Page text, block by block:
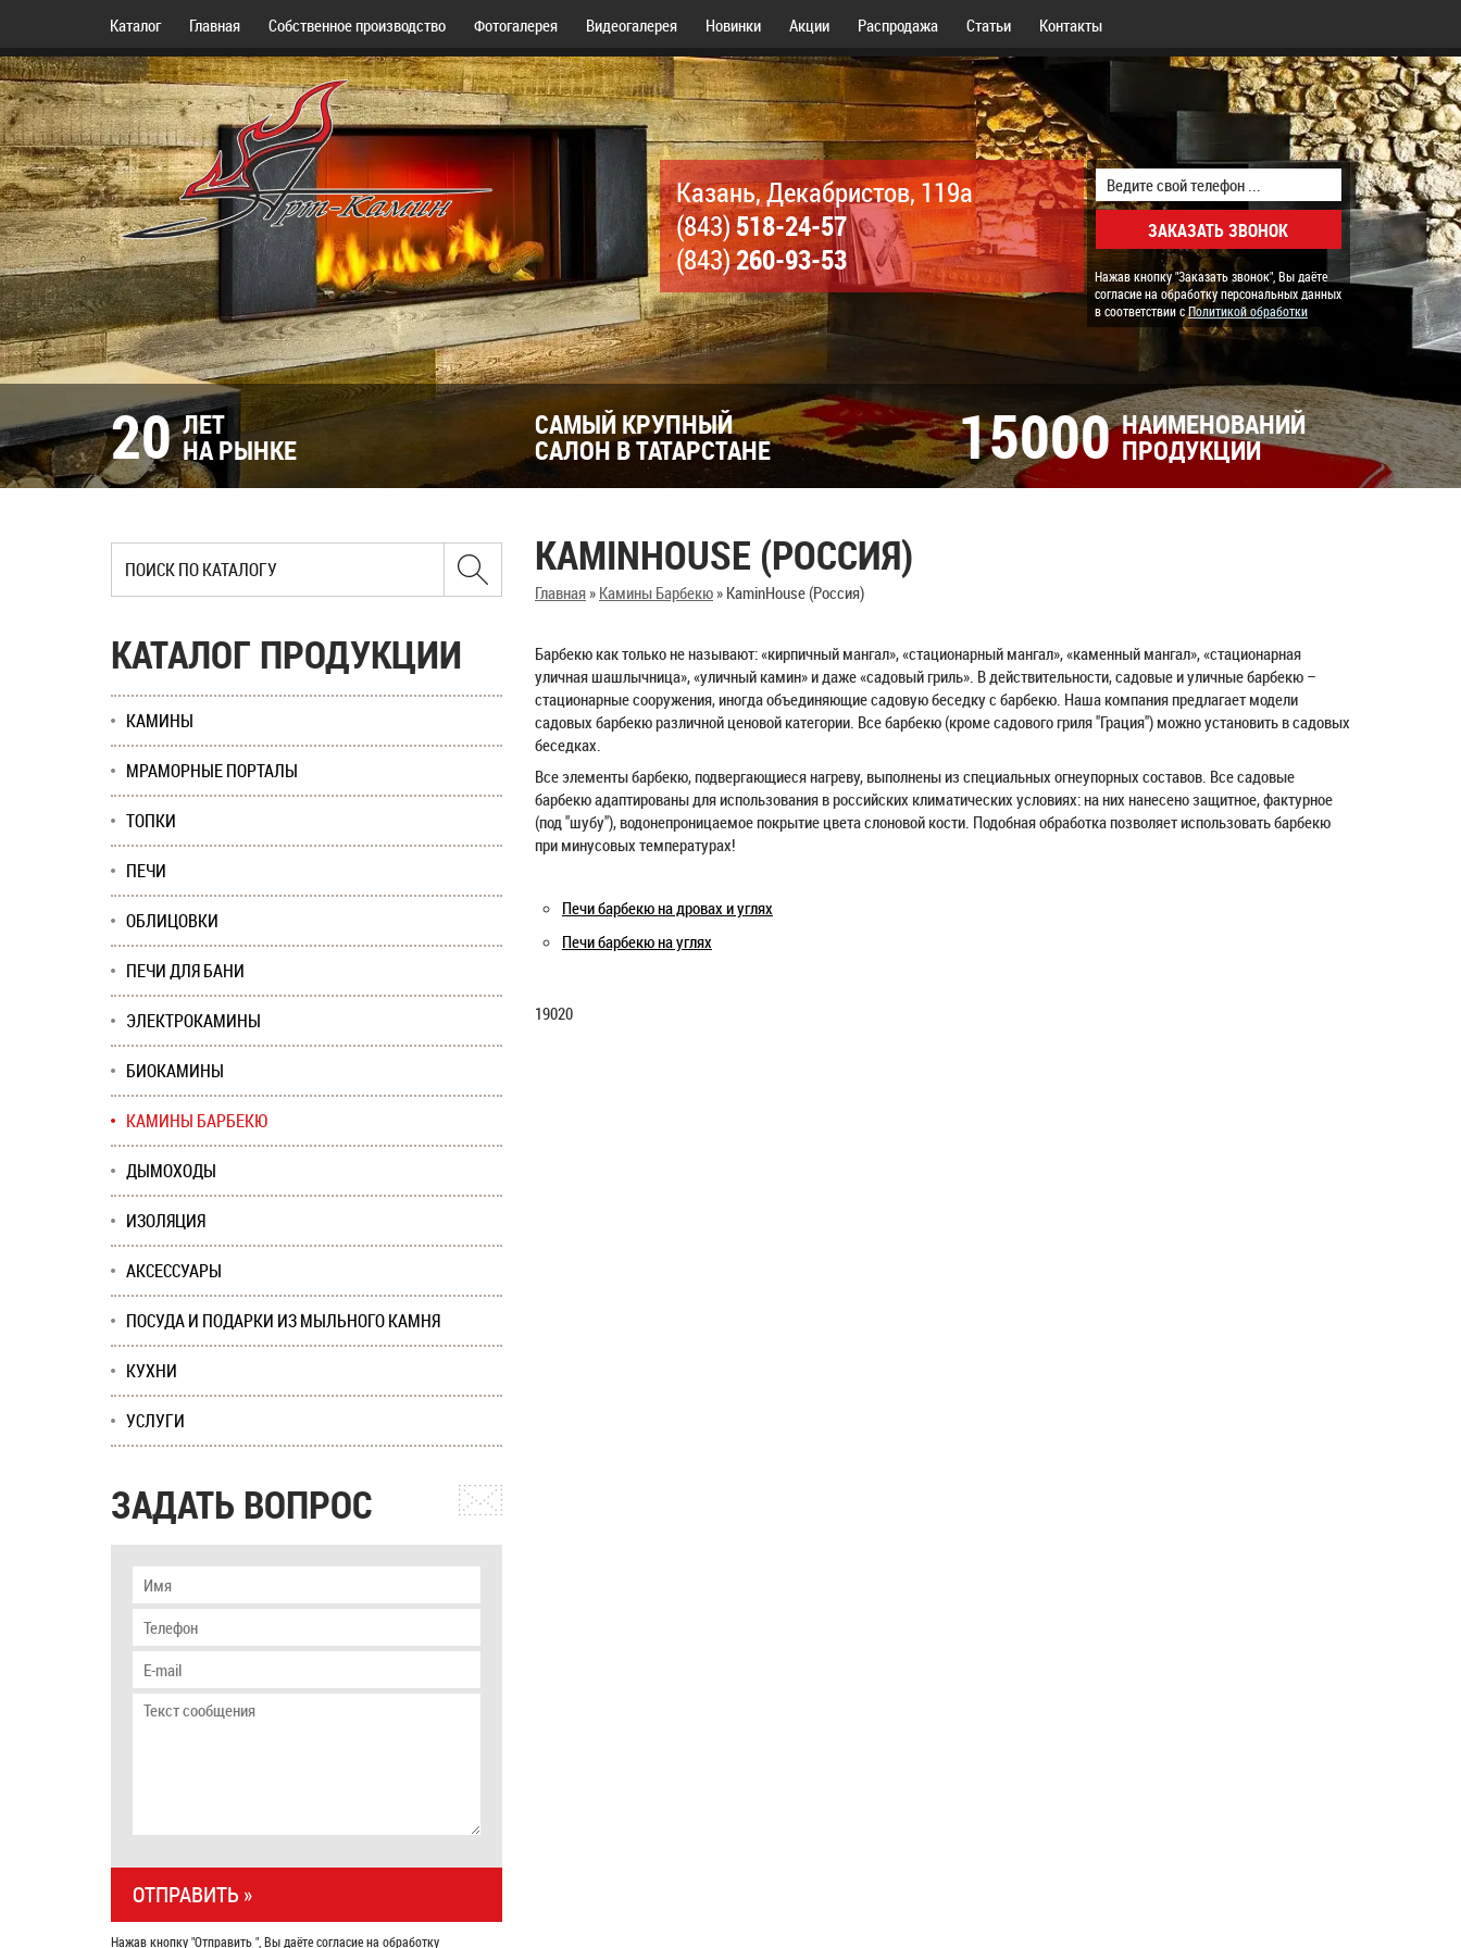
Каталог Главная Собственное производство Фотогалерея Видеогалерея Новинки Акции Распродажа Статьи Контакты
Казань, Декабристов, 119а
(843)518-24-57
(843)260-93-53
Нажав кнопку "Заказать звонок", Вы даёте
согласие на обработку персональных данных
в соответствии сПолитикой обработки
20 ЛЕТ
НА РЫНКЕ
САМЫЙ КРУПНЫЙ
САЛОН В ТАТАРСТАНЕ 15000 НАИМЕНОВАНИЙ
ПРОДУКЦИИ
KAMINHOUSE (РОССИЯ)
Главная» Камины Барбекю» KaminHouse (Россия)
Барбекю как только не называют: «кирпичный мангал», «стационарный мангал», «каменный мангал», «стационарная
уличная шашлычница», «уличный камин» и даже «садовый гриль». В действительности, садовые и уличные барбекю –
стационарные сооружения, иногда объединяющие садовую беседку с барбекю. Наша компания предлагает модели
садовых барбекю различной ценовой категории. Все барбекю (кроме садового гриля "Грация") можно установить в садовых
беседках.
Все элементы барбекю, подвергающиеся нагреву, выполнены из специальных огнеупорных составов. Все садовые
барбекю адаптированы для использования в российских климатических условиях: на них нанесено защитное, фактурное
(под "шубу"), водонепроницаемое покрытие цвета слоновой кости. Подобная обработка позволяет использовать барбекю
при минусовых температурах!
Печи барбекю на дровах и углях
Печи барбекю на углях
19020
КАТАЛОГ ПРОДУКЦИИ
КАМИНЫ
МРАМОРНЫЕ ПОРТАЛЫ
ТОПКИ
ПЕЧИ
ОБЛИЦОВКИ
ПЕЧИ ДЛЯ БАНИ
ЭЛЕКТРОКАМИНЫ
БИОКАМИНЫ
КАМИНЫ БАРБЕКЮ
ДЫМОХОДЫ
ИЗОЛЯЦИЯ
АКСЕССУАРЫ
ПОСУДА И ПОДАРКИ ИЗ МЫЛЬНОГО КАМНЯ
КУХНИ
УСЛУГИ
ЗАДАТЬ ВОПРОС
Нажав кнопку "Отправить ", Вы даёте согласие на обработку